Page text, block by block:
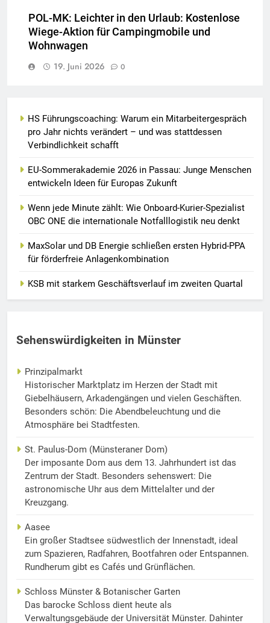
POL-MK: Leichter in den Urlaub: Kostenlose
Wiege-Aktion für Campingmobile und
Wohnwagen
19. Juni 2026
0
HS Führungscoaching: Warum ein Mitarbeitergespräch
pro Jahr nichts verändert – und was stattdessen
Verbindlichkeit schafft
EU-Sommerakademie 2026 in Passau: Junge Menschen
entwickeln Ideen für Europas Zukunft
Wenn jede Minute zählt: Wie Onboard-Kurier-Spezialist
OBC ONE die internationale Notfalllogistik neu denkt
MaxSolar und DB Energie schließen ersten Hybrid-PPA
für förderfreie Anlagenkombination
KSB mit starkem Geschäftsverlauf im zweiten Quartal
Sehenswürdigkeiten in Münster
Prinzipalmarkt
Historischer Marktplatz im Herzen der Stadt mit
Giebelhäusern, Arkadengängen und vielen Geschäften.
Besonders schön: Die Abendbeleuchtung und die
Atmosphäre bei Stadtfesten.
St. Paulus-Dom (Münsteraner Dom)
Der imposante Dom aus dem 13. Jahrhundert ist das
Zentrum der Stadt. Besonders sehenswert: Die
astronomische Uhr aus dem Mittelalter und der
Kreuzgang.
Aasee
Ein großer Stadtsee südwestlich der Innenstadt, ideal
zum Spazieren, Radfahren, Bootfahren oder Entspannen.
Rundherum gibt es Cafés und Grünflächen.
Schloss Münster & Botanischer Garten
Das barocke Schloss dient heute als
Verwaltungsgebäude der Universität Münster. Dahinter